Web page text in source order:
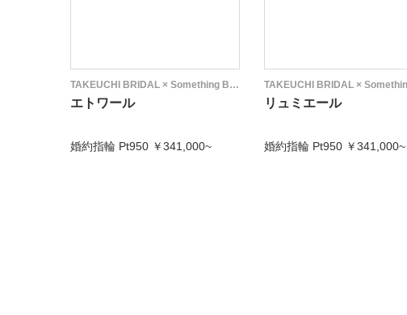
TAKEUCHI BRIDAL × Something Blue
エトワール
婚約指輪 Pt950 ￥341,000~
リュミエール
婚約指輪 Pt950 ￥341,000~